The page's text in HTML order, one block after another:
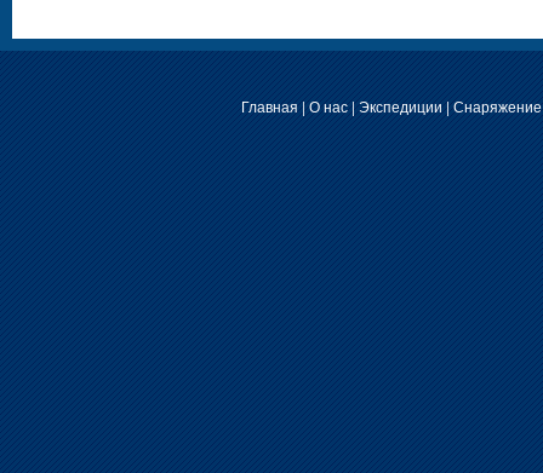
Главная | О нас| Экспедиции | Снаряжение